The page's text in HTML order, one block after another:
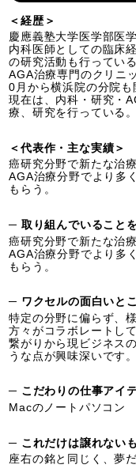
＜経歴＞
慶應義塾大学医学部医
内科医師としての臨床
の研究活動も行っている
AGA治療専門のクリニ
0月から横浜院の分院も
現在は、内科・研究・
療、研究を行っている。
＜代表作・主な実績＞
癌研究分野で新たな治
AGA治療分野でより多
もらう。
─ 取り組んでいること
癌研究分野で新たな治
AGA治療分野でより多
もらう。
─ ワクセルの面白いと
特定の分野に偏らず、
方々がコラボレートし
繋がりから現ビジネス
うな点が興味深いです。
─ こだわりの仕事アイ
Macのノートパソコン
─ これだけは譲れない
座右の銘と同じく、夢